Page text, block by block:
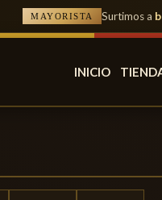
MAYORISTA Surtimos a
INICIO